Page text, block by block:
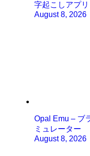
字起こしアプリ
August 8, 2026
Opal Emu – ブ
ミュレーター
August 8, 2026